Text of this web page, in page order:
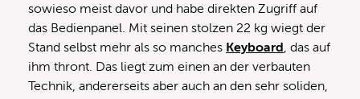
sowieso meist davor und habe direkten Zugriff auf
das Bedienpanel. Mit seinen stolzen 22 kg wiegt der
Stand selbst mehr als so manches Keyboard, das auf
ihm thront. Das liegt zum einen an der verbauten
Technik, andererseits aber auch an den sehr soliden,